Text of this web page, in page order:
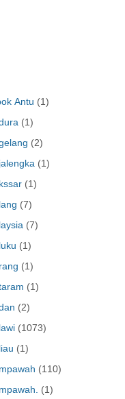
Antu (1)
(1)
(2)
(1)
(1)
(7)
(7)
(1)
(1)
(1)
(2)
(1073)
(1)
(110)
(1)